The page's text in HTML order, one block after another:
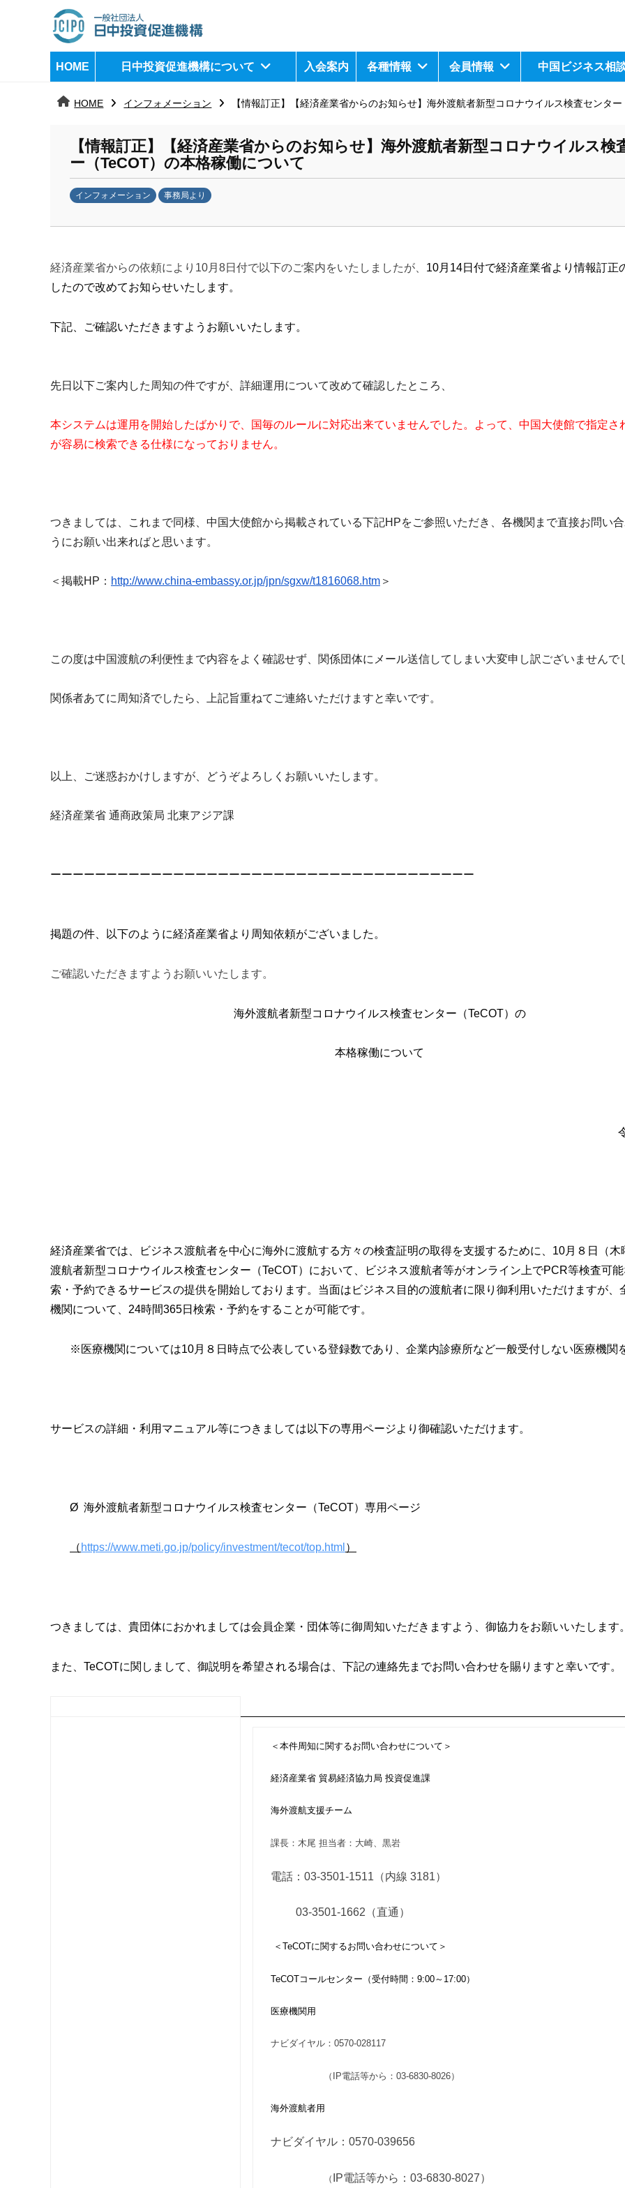
日
中
構
j
HOME
日中投資促進機構について 入会案内 各種情報 会員情報 中国ビジネス相
HOME インフォメーション 【情報訂正】【経済産業省からのお知らせ】海外渡航者新型コロナウイルス検査センタ
【情報訂正】【経済産業省からのお知らせ】海外渡航者新型コロナウイルス検
ー（TeCOT）の本格稼働について
インフォメーション 事務局より
a
n
m
経済産業省からの依頼により10月8日付で以下のご案内をいたしましたが、 10月14日付で経済産業省より情報訂正
したので改めてお知らせいたします。
下記、ご確認いただきますようお願いいたします。
先日以下ご案内した周知の件ですが、 詳細運用について改めて確認したところ、
本システムは運用を開始したばかりで、 国毎のルールに対応出来ていませんでした。よって、 中国大使館で指定さ
が容易に検索できる仕様になっておりません。
つきましては、これまで同様、 中国大使館から掲載されている下記HPをご参照いただき、 各機関まで直接お問い
うにお願い出来ればと思い ます。
＜掲載HP： http://www.china-embassy.or.jp/jpn/sgxw/t1816068.htm ＞
この度は中国渡航の利便性まで内容をよく確認せず、 関係団体にメール送信してしまい大変申し訳ございませんで
関係者あてに周知済でしたら、 上記旨重ねてご連絡いただけますと幸いです。
以上、ご迷惑おかけしますが、どうぞよろしくお願いいたします。
経済産業省 通商政策局 北東アジア課
ーーーーーーーーーーーーーーーーーーーーーーーーーーーーーーーーーーーーーー
掲題の件、以下のように経済産業省より周知依頼がございました。
ご確認いただきますようお願いいたします。
海外渡航者新型コロナウイルス検査センター（TeCOT）の
本格稼働について
経済産業省では、ビジネス渡航者を中心に海外に渡航する方々の検査証明の取得を支援するために、10月８日（木
渡航者新型コロナウイルス検査センター（TeCOT）において、ビジネス渡航者等がオンライン上でPCR等検査可
索・予約できるサービスの提供を開始しております。当面はビジネス目的の渡航者に限り御利用いただけますが
機関について、24時間365日検索・予約をすることが可能です。
※医療機関については10月８日時点で公表している登録数であり、企業内診療所など一般受付しない医療機関
サービスの詳細・利用マニュアル等につきましては以下の専用ページより御確認いただけます。
Ø 海外渡航者新型コロナウイルス検査センター（TeCOT）専用ページ
（ https://www.meti.go.jp/policy/investment/tecot/top.html ）
つきましては、貴団体におかれましては会員企業・団体等に御周知いただきますよう、御協力をお願いいたします
また、TeCOTに関しまして、御説明を希望される場合は、下記の連絡先までお問い合わせを賜りますと幸いです。
＜本件周知に関するお問い合わせについて＞
経済産業省 貿易経済協力局 投資促進課
海外渡航支援チーム
課長：木尾 担当者：大崎、黒岩
電話： 03-3501-1511 （内線 3181）
03-3501-1662 （直通）
＜TeCOTに関するお問い合わせについて＞
TeCOTコールセンター（受付時間：9:00～17:00）
医療機関用
ナビダイヤル：0570-028117
（IP電話等から：03-6830-8026）
海外渡航者用
ナビダイヤル：0570-039656
（ IP電話等から：03-6830-8027）